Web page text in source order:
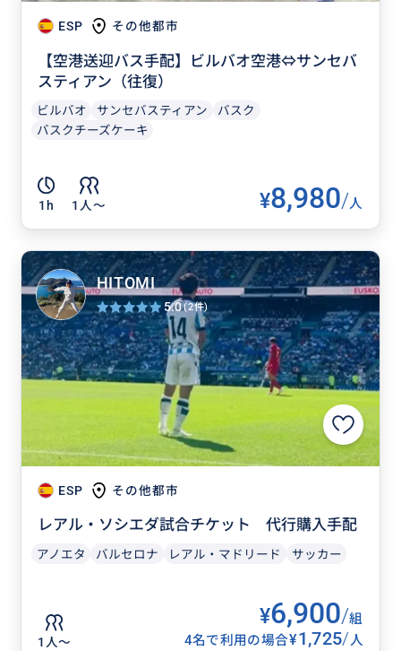
ESP その他都市
【空港送迎バス手配】ビルバオ空港⇔サンセバ
スティアン（往復）
ビルバオ サンセバスティアン
バスク
バスクチーズケーキ
1h 1人〜 ¥8,980/人
ESP その他都市
レアル・ソシエダ試合チケット 代行購入手配
アノエタ バルセロナ レアル・マドリード サッカー
1人〜
¥6,900/組
4名で利用の場合¥1,725/人
HITOMI
5.0(2件)